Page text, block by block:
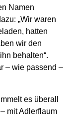
Namen
„Wir waren
hatten
wir den
behalten“.
– wie passend –
es überall
mit Adlerflaum